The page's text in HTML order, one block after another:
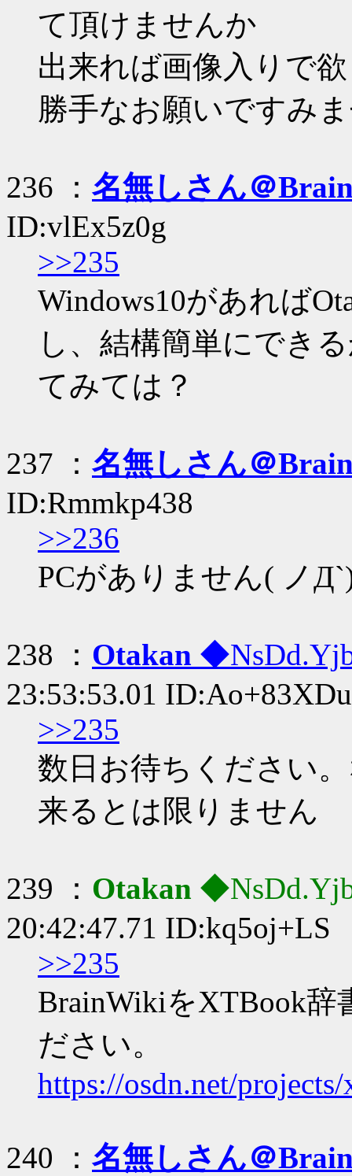
て頂けませんか
出来れば画像入りで
勝手なお願いですみ
236 ： 名無しさん＠
ID:vlEx5z0g
>>235
Windows10があれば
し、結構簡単にでき
てみては？
237 ： 名無しさん＠
ID:Rmmkp438
>>236
PCがありません( ノ
238 ： Otakan
23:53:53.01 ID:Ao+83XDu
>>235
数日お待ちください
来るとは限りません
239 ： Otakan
20:42:47.71 ID:kq5oj+LS
>>235
BrainWikiをXTBook
ださい。
https://osdn.net/
240 ： 名無しさん＠